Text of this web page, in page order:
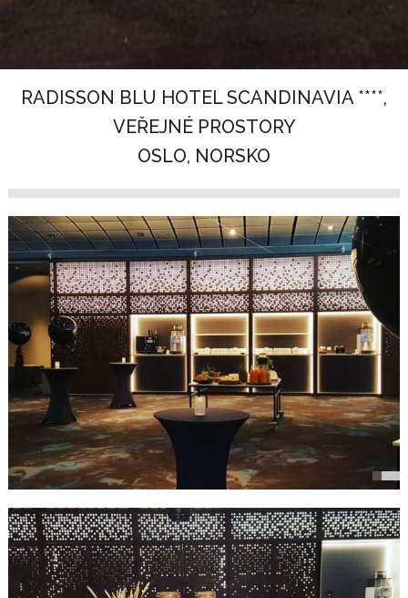
RADISSON BLU HOTEL SCANDINAVIA ****,
VEŘEJNÉ PROSTORY
OSLO, NORSKO